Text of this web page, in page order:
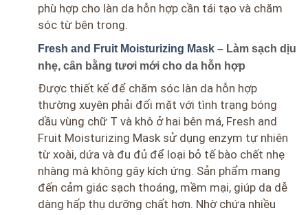
phù hợp cho làn da hỗn hợp cần tái tạo và chăm
sóc từ bên trong.
Fresh and Fruit Moisturizing Mask – Làm sạch dịu
nhẹ, cân bằng tươi mới cho da hỗn hợp
Được thiết kế để chăm sóc làn da hỗn hợp
thường xuyên phải đối mặt với tình trạng bóng
dầu vùng chữ T và khô ở hai bên má, Fresh and
Fruit Moisturizing Mask sử dụng enzym tự nhiên
từ xoài, dứa và đu đủ để loại bỏ tế bào chết nhẹ
nhàng mà không gây kích ứng. Sản phẩm mang
đến cảm giác sạch thoáng, mềm mại, giúp da dễ
dàng hấp thụ dưỡng chất hơn. Nhờ chứa nhiều